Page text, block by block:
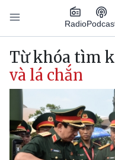
Nhảy đến nội dung
Radio
Main navigation
Từ khóa tìm
và lá chắn